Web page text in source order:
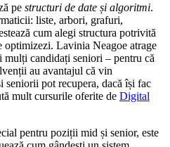
pe structuri de date și algoritmi.
liste, arbori, grafuri,
cum alegi structura potrivită
optimizezi. Lavinia Neagoe atrage
mulți candidați seniori – pentru că
au avantajul că vin
seniorii pot recupera, dacă își fac
mult cursurile oferite de Digital
pentru poziții mid și senior, este